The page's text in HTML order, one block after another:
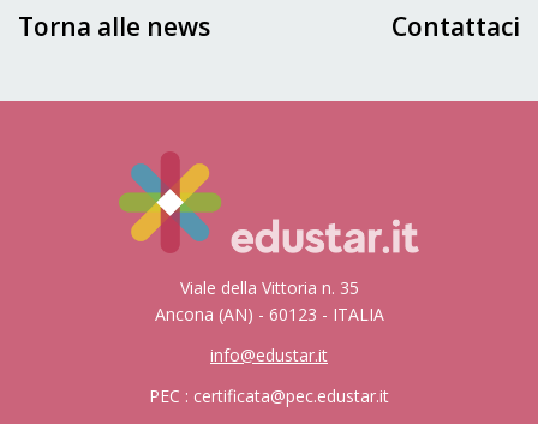
Torna alle news Contattaci
Viale della Vittoria n. 35
Ancona (AN) - 60123 - ITALIA
info@edustar.it
PEC : certificata@pec.edustar.it